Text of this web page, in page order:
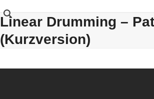
Linear Drumming –
(Kurzversion)